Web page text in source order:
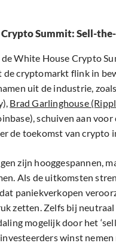
Summit: Sell-
White House Crypto
de cryptomarkt flink in
uit de industrie,
Brad Garlinghouse
schuiven aan voor
de toekomst van crypto
zijn hooggespannen,
Als de uitkomsten
paniekverkopen
zetten. Zelfs bij
mogelijk door het
winst nemen